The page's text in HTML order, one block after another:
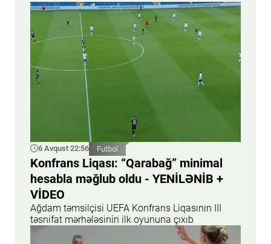
6 Avqust 22:56 Futbol
Konfrans Liqası: “Qarabağ” minimal
hesabla məğlub oldu - YENİLƏNİB +
VİDEO
Ağdam təmsilçisi UEFA Konfrans Liqasının III
təsnifat mərhələsinin ilk oyununa çıxıb